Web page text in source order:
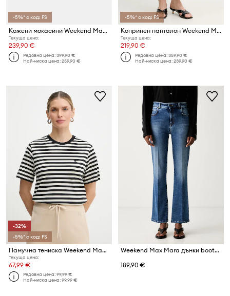
-5%* с код: FS
Кожени мокасини Weekend Max Mara Wkadockside2
Текуща цена:
239,90 €
Редовна цена:399,90 €
Най-ниска цена:259,90 €
-5%* с код: FS
Копринен панталон Weekend Max Mara NIRVANA
Текуща цена:
219,90 €
Редовна цена:359,90 €
Най-ниска цена:239,90 €
-32%
-5%* с код: FS
Памучна тениска Weekend Max Mara VENACO
Текуща цена:
67,99 €
Редовна цена:99,99 €
Най-ниска цена:99,99 €
Weekend Max Mara дънки bootcut дамски WKDRAPALLO
189,90 €